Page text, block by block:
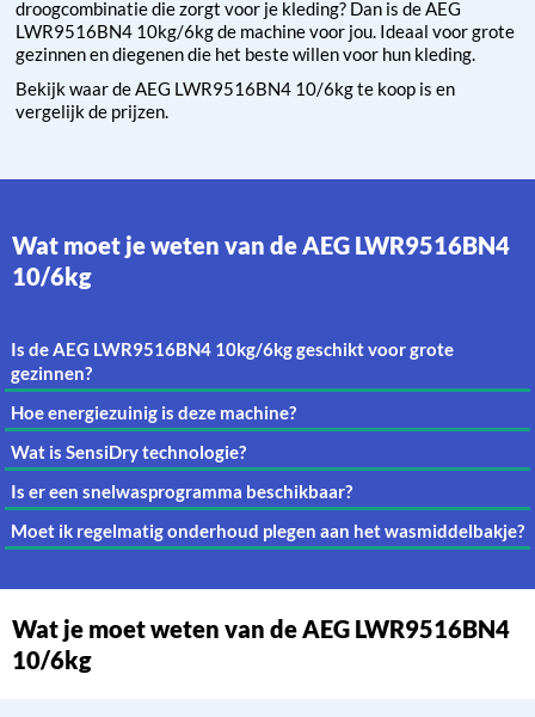
droogcombinatie die zorgt voor je kleding? Dan is de AEG
LWR9516BN4 10kg/6kg de machine voor jou. Ideaal voor grote
gezinnen en diegenen die het beste willen voor hun kleding.
Bekijk waar de AEG LWR9516BN4 10/6kg te koop is en
vergelijk de prijzen.
Wat moet je weten van de AEG LWR9516BN4
10/6kg
Is de AEG LWR9516BN4 10kg/6kg geschikt voor grote
gezinnen?
Hoe energiezuinig is deze machine?
Wat is SensiDry technologie?
Is er een snelwasprogramma beschikbaar?
Moet ik regelmatig onderhoud plegen aan het wasmiddelbakje?
Wat je moet weten van de AEG LWR9516BN4
10/6kg